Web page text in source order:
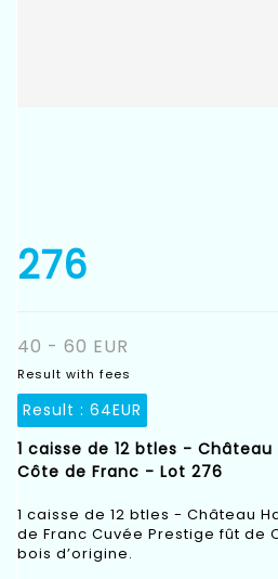
276
40 - 60 EUR
Result with fees
Result : 64EUR
1 caisse de 12 btles - Château
Côte de Franc - Lot 276
1 caisse de 12 btles - Château
de Franc Cuvée Prestige fût de
bois d’origine.